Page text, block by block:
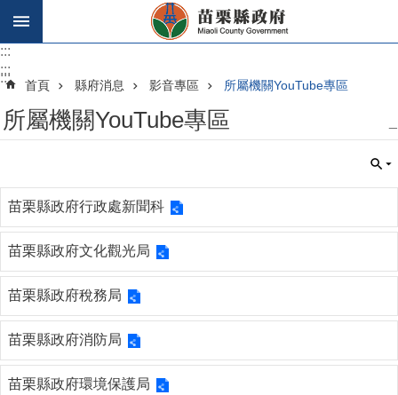
跳到主要內容區塊
:::
:::
::: 首頁 縣府消息 影音專區 所屬機關YouTube專區
所屬機關YouTube專區
苗栗縣政府行政處新聞科
苗栗縣政府文化觀光局
苗栗縣政府稅務局
苗栗縣政府消防局
苗栗縣政府環境保護局